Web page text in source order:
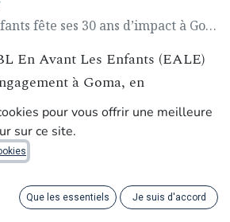
ses 30 ans d’impact à Goma, en RD Congo
En Avant Les Enfants (EALE)
à Goma, en
du Congo. Depuis 1995,
une mission claire : soutenir
dans la construction d’un avenir
pour vous offrir une meilleure
sur ce site.
Que les essentiels Je suis d'accord